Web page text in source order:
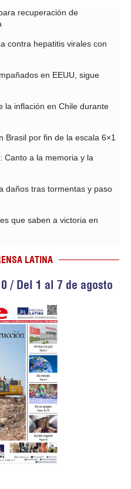
recuperación de
contra hepatitis virales con
en EEUU, sigue
la inflación en Chile durante
Brasil por fin de la escala 6×1
Canto a la memoria y la
daños tras tormentas y paso
que saben a victoria en
LATINA
/ Del 1 al 7 de agosto